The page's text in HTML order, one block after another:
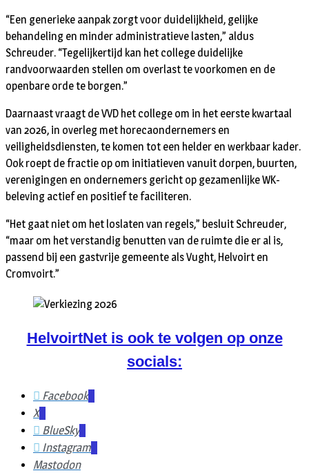
“Een generieke aanpak zorgt voor duidelijkheid, gelijke
behandeling en minder administratieve lasten,” aldus
Schreuder. “Tegelijkertijd kan het college duidelijke
randvoorwaarden stellen om overlast te voorkomen en de
openbare orde te borgen.”
Daarnaast vraagt de VVD het college om in het eerste kwartaal
van 2026, in overleg met horecaondernemers en
veiligheidsdiensten, te komen tot een helder en werkbaar kader.
Ook roept de fractie op om initiatieven vanuit dorpen, buurten,
verenigingen en ondernemers gericht op gezamenlijke WK-
beleving actief en positief te faciliteren.
“Het gaat niet om het loslaten van regels,” besluit Schreuder,
“maar om het verstandig benutten van de ruimte die er al is,
passend bij een gastvrije gemeente als Vught, Helvoirt en
Cromvoirt.”
HelvoirtNet is ook te volgen op onze
socials:
Facebook
X
BlueSky
Instagram
Mastodon